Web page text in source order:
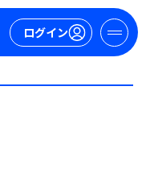
ログイン